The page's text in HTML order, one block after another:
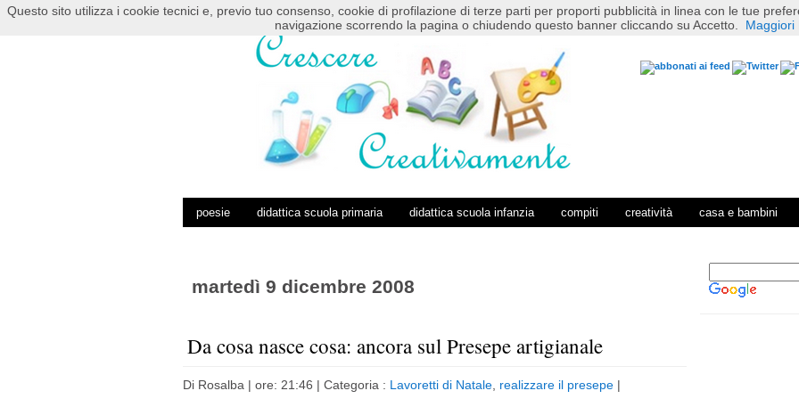
HOME POSTS RSS COMMENTS RSS
poesie didattica scuola primaria didattica scuola infanzia compiti creatività casa e bambini
martedì 9 dicembre 2008
Da cosa nasce cosa: ancora sul Presepe artigianale
Di Rosalba | ore: 21:46 | Categoria : Lavoretti di Natale, realizzare il presepe |
Questo sito utilizza i cookie tecnici e, previo tuo consenso, cookie di profilazione di terze parti per proporti pubblicità in linea con le tue
navigazione scorrendo la pagina o chiudendo questo banner cliccando su Accetto.
Maggiori